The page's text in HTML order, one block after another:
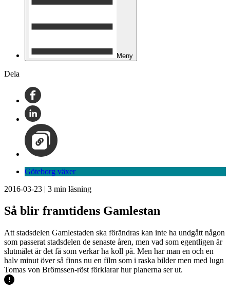
Meny
Dela
Göteborg växer
2016-03-23 | 3 min läsning
Så blir framtidens Gamlestan
Att stadsdelen Gamlestaden ska förändras kan inte ha undgått någon
som passerat stadsdelen de senaste åren, men vad som egentligen är
slutmålet är det få som verkar ha koll på. Men har man en och en
halv minut över så finns nu en film som i raska bilder men med lugn
Tomas von Brömssen-röst förklarar hur planerna ser ut.